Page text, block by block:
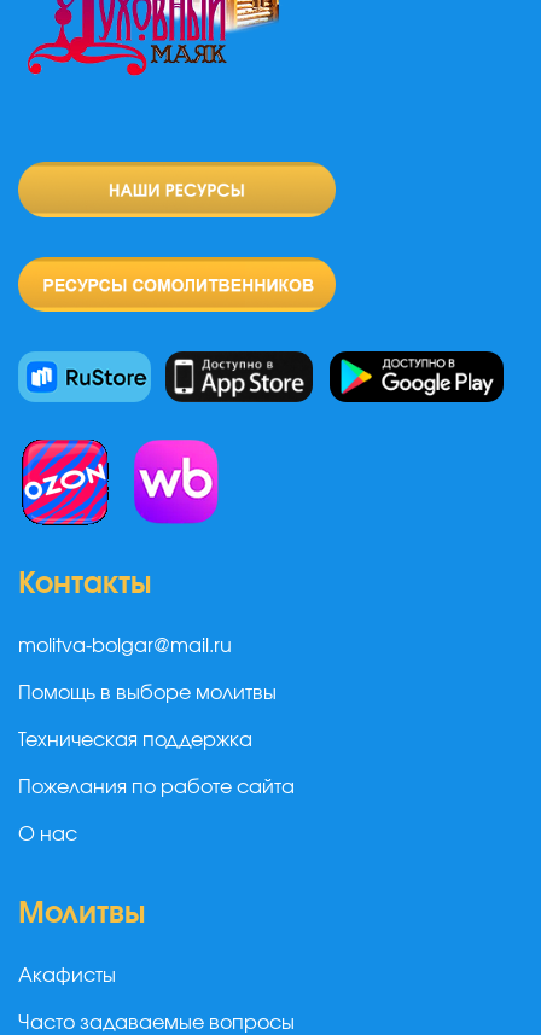
Контакты
molitva-bolgar@mail.ru
Помощь в выборе молитвы
Техническая поддержка
Пожелания по работе сайта
О нас
Молитвы
Акафисты
Часто задаваемые вопросы